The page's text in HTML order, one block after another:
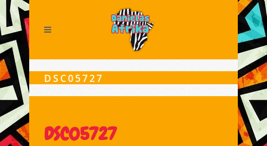
DSC05727
DSC05727